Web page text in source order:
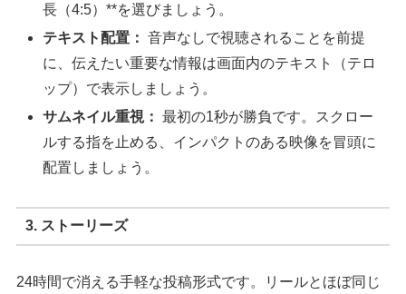
長（4:5）**を選びましょう。
テキスト配置： 音声なしで視聴されることを前提
に、伝えたい重要な情報は画面内のテキスト（テロ
ップ）で表示しましょう。
サムネイル重視： 最初の1秒が勝負です。スクロー
ルする指を止める、インパクトのある映像を冒頭に
配置しましょう。
3. ストーリーズ
24時間で消える手軽な投稿形式です。リールとほぼ同じ